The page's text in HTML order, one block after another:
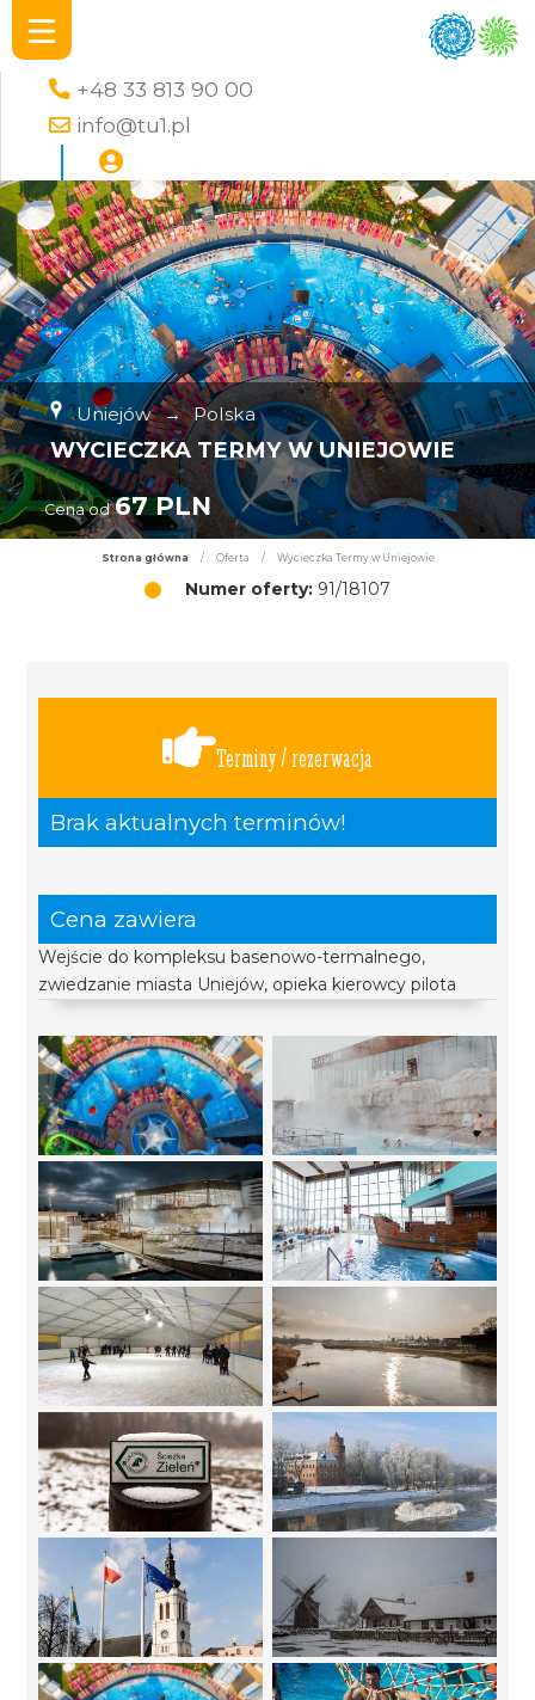
+48 33 813 90 00
info@tu1.pl
Uniejów → Polska
WYCIECZKA TERMY W UNIEJOWIE
Cena od 67 PLN
Strona główna / Oferta / Wycieczka Termy w Uniejowie
Numer oferty: 91/18107
Terminy / rezerwacja
Brak aktualnych terminów!
Cena zawiera
Wejście do kompleksu basenowo-termalnego,
zwiedzanie miasta Uniejów, opieka kierowcy pilota